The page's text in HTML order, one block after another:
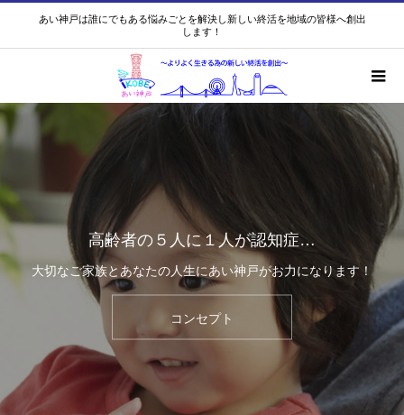
あい神戸は誰にでもある悩みごとを解決し新しい終活を地域の皆様へ創出
します！
高齢者の５人に１人が認知症…
大切なご家族とあなたの人生にあい神戸がお力になります！
コンセプト